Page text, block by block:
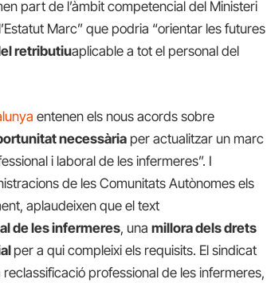
part de l’àmbit competencial del Ministeri
Marc” que podria “orientar les futures
retributiuaplicable a tot el personal del
entenen els nous acords sobre
necessària per actualitzar un marc
i laboral de les infermeres”. I
de les Comunitats Autònomes els
aplaudeixen que el text
de les infermeres, unamillora dels drets
per a qui compleixi els requisits. El sindicat
professional de les infermeres,